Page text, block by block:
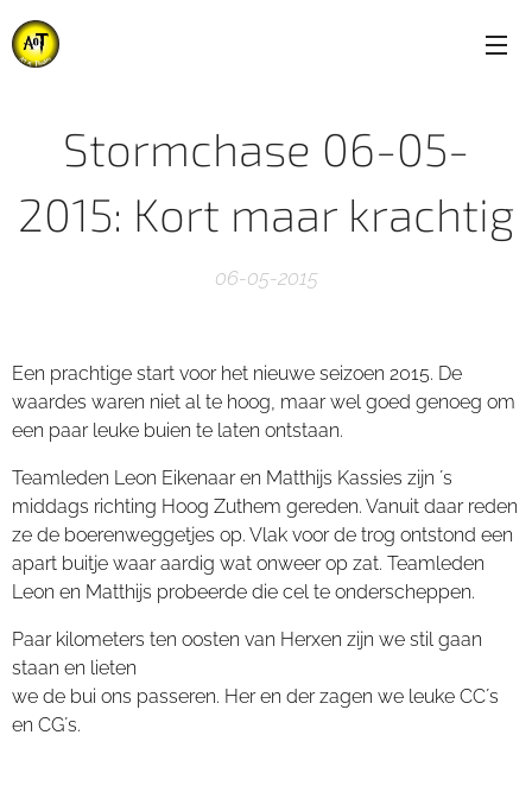
Stormchase 06-05-
2015: Kort maar krachtig
06-05-2015
Een prachtige start voor het nieuwe seizoen 2015. De
waardes waren niet al te hoog, maar wel goed genoeg om
een paar leuke buien te laten ontstaan.
Teamleden Leon Eikenaar en Matthijs Kassies zijn ´s
middags richting Hoog Zuthem gereden. Vanuit daar reden
ze de boerenweggetjes op. Vlak voor de trog ontstond een
apart buitje waar aardig wat onweer op zat. Teamleden
Leon en Matthijs probeerde die cel te onderscheppen.
Paar kilometers ten oosten van Herxen zijn we stil gaan
staan en lieten
we de bui ons passeren. Her en der zagen we leuke CC´s
en CG´s.